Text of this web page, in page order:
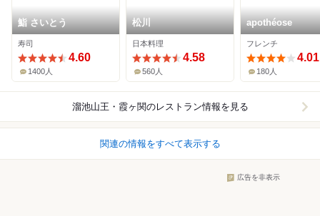
鮨 さいとう
寿司
4.60
1400人
松川
日本料理
4.58
560人
apothéose
フレンチ
4.01
180人
溜池山王・霞ヶ関のレストラン情報を見る
関連の情報をすべて表示する
広告を非表示